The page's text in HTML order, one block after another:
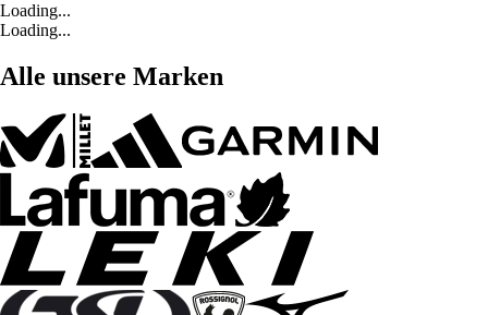
Loading...
Loading...
Alle unsere Marken